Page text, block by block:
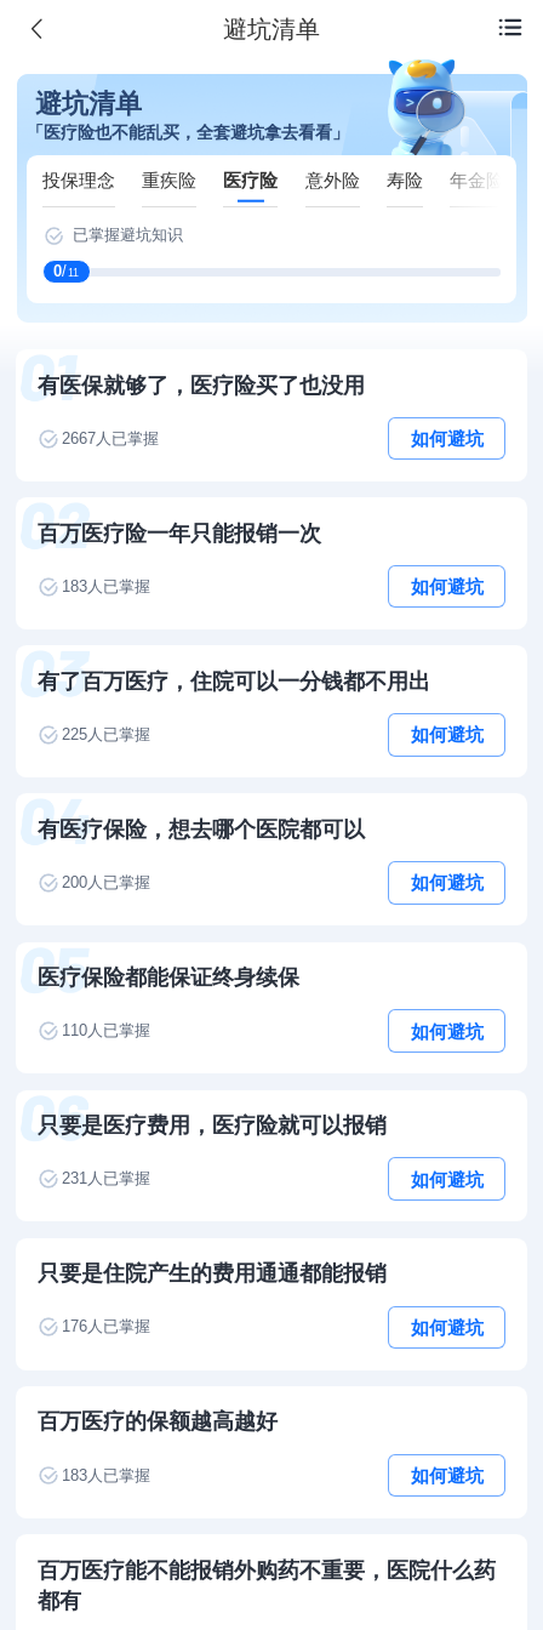
 避坑清单
避坑清单
「医疗险也不能乱买，全套避坑拿去看看」
投保理念 重疾险 医疗险 意外险 寿险 年金险
已掌握避坑知识
0/11
有医保就够了，医疗险买了也没用
2667 人已掌握 如何避坑
百万医疗险一年只能报销一次
183 人已掌握 如何避坑
有了百万医疗，住院可以一分钱都不用出
225人已掌握 如何避坑
有医疗保险，想去哪个医院都可以
200人已掌握 如何避坑
医疗保险都能保证终身续保
110人已掌握 如何避坑
只要是医疗费用，医疗险就可以报销
231人已掌握 如何避坑
只要是住院产生的费用通通都能报销
176人已掌握 如何避坑
百万医疗的保额越高越好
183 人已掌握 如何避坑
百万医疗能不能报销外购药不重要，医院什么药
都有